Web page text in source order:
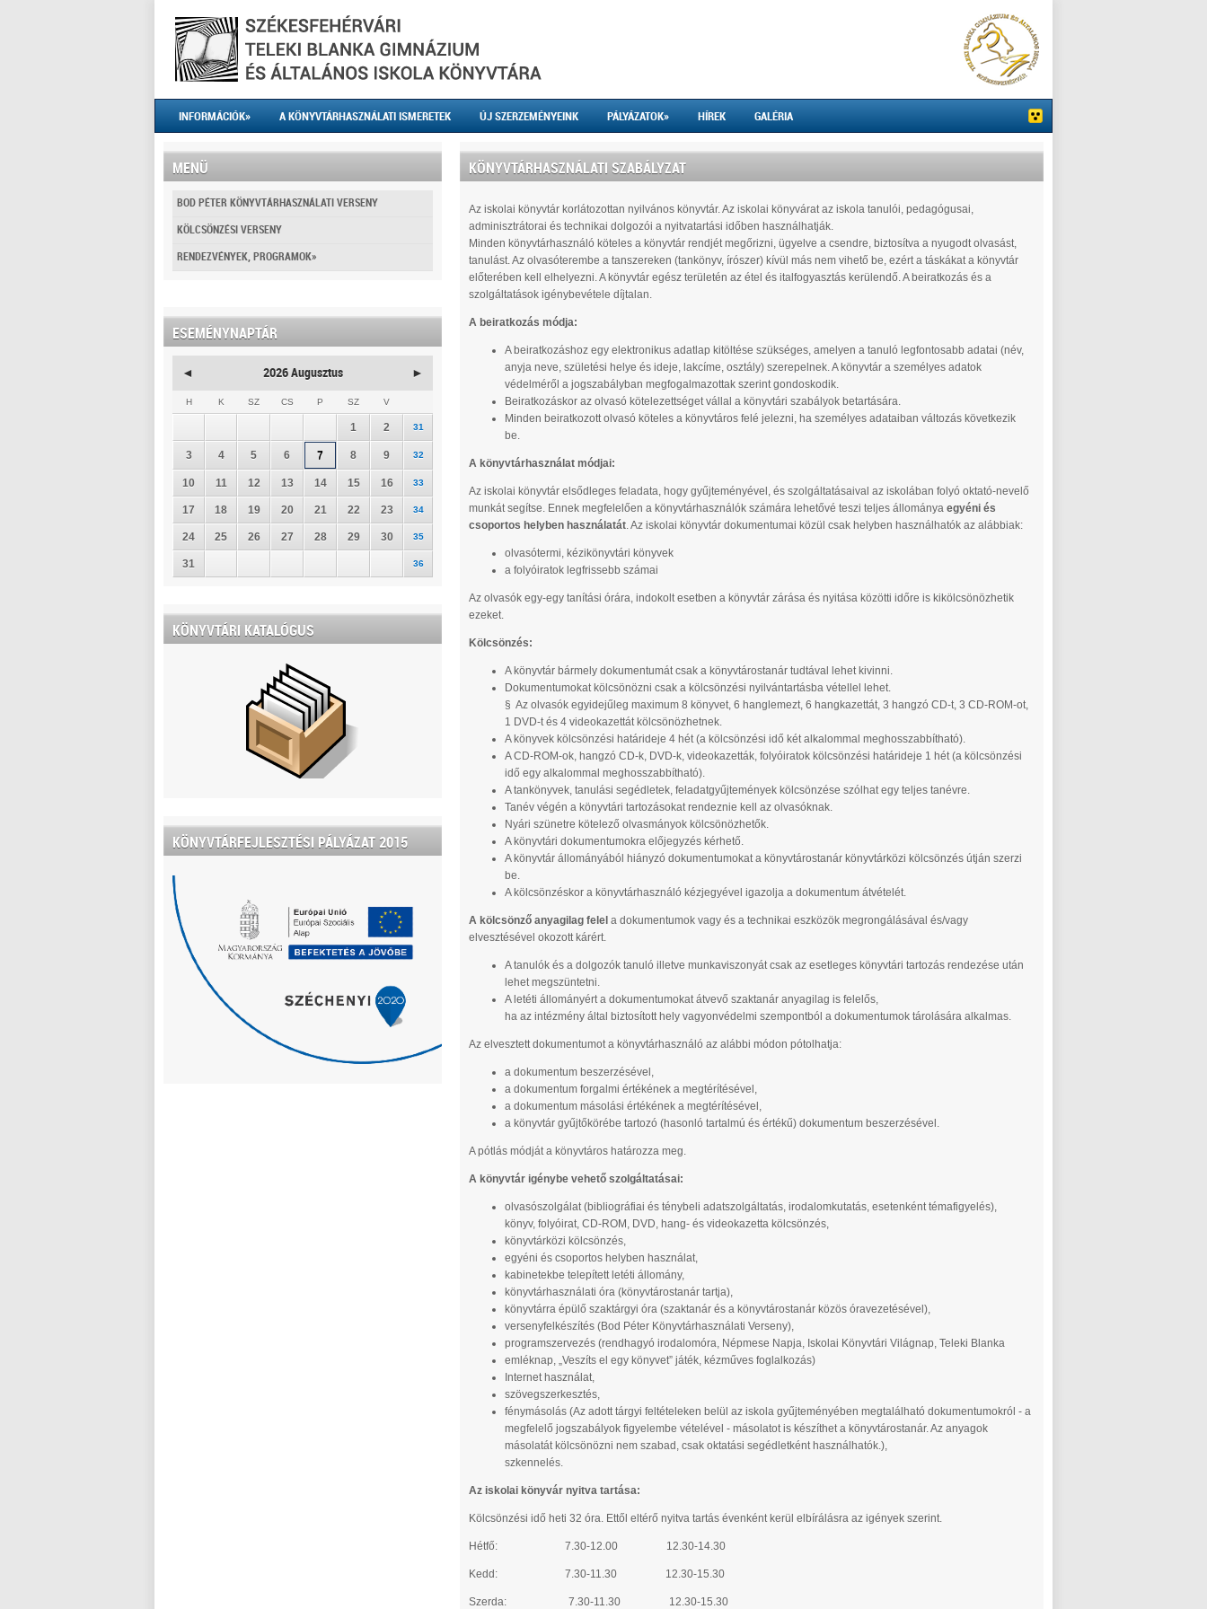
INFORMÁCIÓK» A KÖNYVTÁRHASZNÁLATI ISMERETEK ÚJ SZERZEMÉNYEINK PÁLYÁZATOK» HÍREK GALÉRIA
MENÜ
BOD PÉTER KÖNYVTÁRHASZNÁLATI VERSENY
KÖLCSÖNZÉSI VERSENY
RENDEZVÉNYEK, PROGRAMOK»
KÖNYVTÁRHASZNÁLATI SZABÁLYZAT
Az iskolai könyvtár korlátozottan nyilvános könyvtár. Az iskolai könyvárat az iskola tanulói, pedagógusai,
adminisztrátorai és technikai dolgozói a nyitvatartási időben használhatják.
Minden könyvtárhasználó köteles a könyvtár rendjét megőrizni, ügyelve a csendre, biztosítva a nyugodt olvasást,
tanulást. Az olvasóterembe a tanszereken (tankönyv, írószer) kívül más nem vihető be, ezért a táskákat a könyvtár
előterében kell elhelyezni. A könyvtár egész területén az étel és italfogyasztás kerülendő. A beiratkozás és a
szolgáltatások igénybevétele díjtalan.
A beiratkozás módja:
A beiratkozáshoz egy elektronikus adatlap kitöltése szükséges, amelyen a tanuló legfontosabb adatai (név,
anyja neve, születési helye és ideje, lakcíme, osztály) szerepelnek. A könyvtár a személyes adatok
védelméről a jogszabályban megfogalmazottak szerint gondoskodik.
Beiratkozáskor az olvasó kötelezettséget vállal a könyvtári szabályok betartására.
Minden beiratkozott olvasó köteles a könyvtáros felé jelezni, ha személyes adataiban változás következik
be.
A könyvtárhasználat módjai:
Az iskolai könyvtár elsődleges feladata, hogy gyűjteményével, és szolgáltatásaival az iskolában folyó oktató-nevelő
munkát segítse. Ennek megfelelően a könyvtárhasználók számára lehetővé teszi teljes állománya egyéni és
csoportos helyben használatát. Az iskolai könyvtár dokumentumai közül csak helyben használhatók az alábbiak:
olvasótermi, kézikönyvtári könyvek
a folyóiratok legfrissebb számai
Az olvasók egy-egy tanítási órára, indokolt esetben a könyvtár zárása és nyitása közötti időre is kikölcsönözhetik
ezeket.
Kölcsönzés:
A könyvtár bármely dokumentumát csak a könyvtárostanár tudtával lehet kivinni.
Dokumentumokat kölcsönözni csak a kölcsönzési nyilvántartásba vétellel lehet.
§ Az olvasók egyidejűleg maximum 8 könyvet, 6 hanglemezt, 6 hangkazettát, 3 hangzó CD-t, 3 CD-ROM-ot,
1 DVD-t és 4 videokazettát kölcsönözhetnek.
A könyvek kölcsönzési határideje 4 hét (a kölcsönzési idő két alkalommal meghosszabbítható).
A CD-ROM-ok, hangzó CD-k, DVD-k, videokazetták, folyóiratok kölcsönzési határideje 1 hét (a kölcsönzési
idő egy alkalommal meghosszabbítható).
A tankönyvek, tanulási segédletek, feladatgyűjtemények kölcsönzése szólhat egy teljes tanévre.
Tanév végén a könyvtári tartozásokat rendeznie kell az olvasóknak.
Nyári szünetre kötelező olvasmányok kölcsönözhetők.
A könyvtári dokumentumokra előjegyzés kérhető.
A könyvtár állományából hiányzó dokumentumokat a könyvtárostanár könyvtárközi kölcsönzés útján szerzi
be.
A kölcsönzéskor a könyvtárhasználó kézjegyével igazolja a dokumentum átvételét.
A kölcsönző anyagilag felel a dokumentumok vagy és a technikai eszközök megrongálásával és/vagy
elvesztésével okozott kárért.
A tanulók és a dolgozók tanuló illetve munkaviszonyát csak az esetleges könyvtári tartozás rendezése után
lehet megszüntetni.
A letéti állományért a dokumentumokat átvevő szaktanár anyagilag is felelős,
ha az intézmény által biztosított hely vagyonvédelmi szempontból a dokumentumok tárolására alkalmas.
Az elvesztett dokumentumot a könyvtárhasználó az alábbi módon pótolhatja:
a dokumentum beszerzésével,
a dokumentum forgalmi értékének a megtérítésével,
a dokumentum másolási értékének a megtérítésével,
a könyvtár gyűjtőkörébe tartozó (hasonló tartalmú és értékű) dokumentum beszerzésével.
A pótlás módját a könyvtáros határozza meg.
A könyvtár igénybe vehető szolgáltatásai:
olvasószolgálat (bibliográfiai és ténybeli adatszolgáltatás, irodalomkutatás, esetenként témafigyelés),
könyv, folyóirat, CD-ROM, DVD, hang- és videokazetta kölcsönzés,
könyvtárközi kölcsönzés,
egyéni és csoportos helyben használat,
kabinetekbe telepített letéti állomány,
könyvtárhasználati óra (könyvtárostanár tartja),
könyvtárra épülő szaktárgyi óra (szaktanár és a könyvtárostanár közös óravezetésével),
versenyfelkészítés (Bod Péter Könyvtárhasználati Verseny),
programszervezés (rendhagyó irodalomóra, Népmese Napja, Iskolai Könyvtári Világnap, Teleki Blanka
emléknap, „Veszíts el egy könyvet” játék, kézműves foglalkozás)
Internet használat,
szövegszerkesztés,
fénymásolás (Az adott tárgyi feltételeken belül az iskola gyűjteményében megtalálható dokumentumokról - a
megfelelő jogszabályok figyelembe vételével - másolatot is készíthet a könyvtárostanár. Az anyagok
másolatát kölcsönözni nem szabad, csak oktatási segédletként használhatók.),
szkennelés.
Az iskolai könyvár nyitva tartása:
Kölcsönzési idő heti 32 óra. Ettől eltérő nyitva tartás évenként kerül elbírálásra az igények szerint.
Hétfő: 7.30-12.00 12.30-14.30
Kedd: 7.30-11.30 12.30-15.30
Szerda: 7.30-11.30 12.30-15.30
ESEMÉNYNAPTÁR
◄ 2026 Augusztus ►
H K SZ CS P SZ V
1 2 31
3 4 5 6 7 8 9 32
10 11 12 13 14 15 16 33
17 18 19 20 21 22 23 34
24 25 26 27 28 29 30 35
31 36
KÖNYVTÁRI KATALÓGUS
KÖNYVTÁRFEJLESZTÉSI PÁLYÁZAT 2015